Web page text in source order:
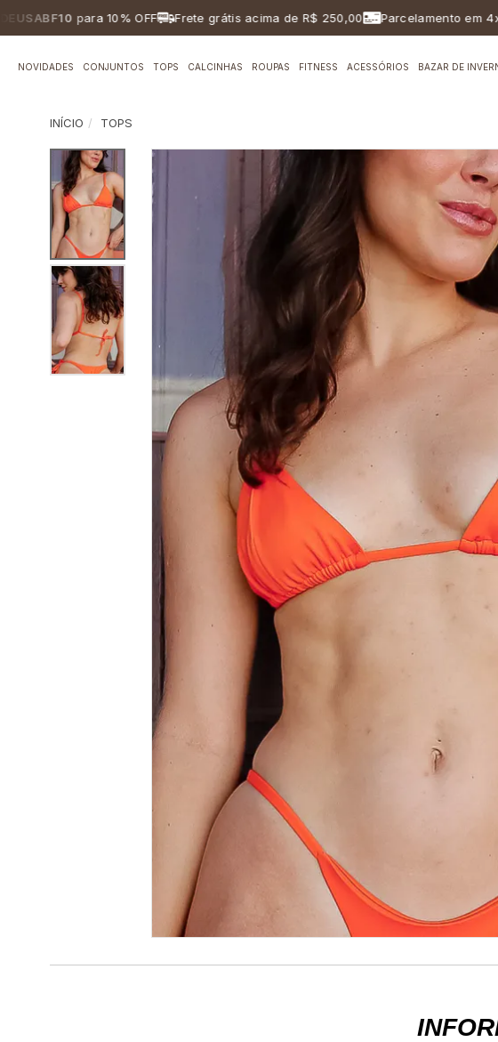
para 10% OFF Frete grátis acima de R$ 250,00 Parcelamento em 4x
NOVIDADES CONJUNTOS TOPS CALCINHAS ROUPAS FITNESS ACESSÓRIOS BAZAR DE
INÍCIO TOPS